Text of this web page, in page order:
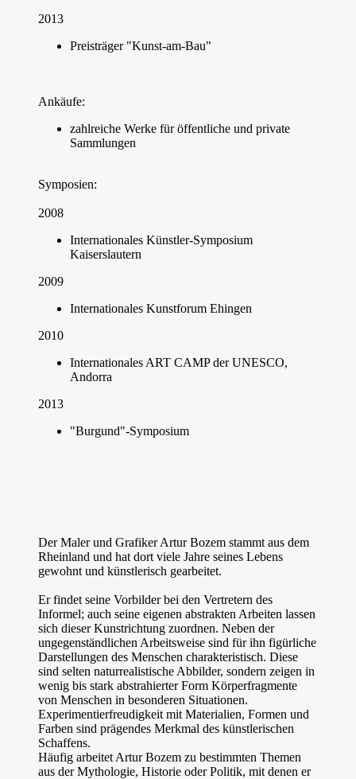
2013
Preisträger "Kunst-am-Bau"
Ankäufe:
zahlreiche Werke für öffentliche und private
Sammlungen
Symposien:
2008
Internationales Künstler-Symposium
Kaiserslautern
2009
Internationales Kunstforum Ehingen
2010
Internationales ART CAMP der UNESCO,
Andorra
2013
"Burgund"-Symposium
Der Maler und Grafiker Artur Bozem stammt aus dem
Rheinland und hat dort viele Jahre seines Lebens
gewohnt und künstlerisch gearbeitet.
Er findet seine Vorbilder bei den Vertretern des
Informel; auch seine eigenen abstrakten Arbeiten lassen
sich dieser Kunstrichtung zuordnen. Neben der
ungegenständlichen Arbeitsweise sind für ihn figürliche
Darstellungen des Menschen charakteristisch. Diese
sind selten naturrealistische Abbilder, sondern zeigen in
wenig bis stark abstrahierter Form Körperfragmente
von Menschen in besonderen Situationen.
Experimentierfreudigkeit mit Materialien, Formen und
Farben sind prägendes Merkmal des künstlerischen
Schaffens.
Häufig arbeitet Artur Bozem zu bestimmten Themen
aus der Mythologie, Historie oder Politik, mit denen er